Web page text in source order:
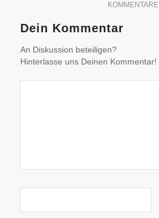
KOMMENTARE
Dein Kommentar
An Diskussion beteiligen?
Hinterlasse uns Deinen Kommentar!